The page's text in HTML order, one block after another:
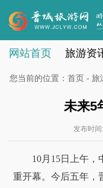
网站首页 旅游资
您当前的位置： 首页 - 旅
未来5
发布时
10月15日上午，
重开幕。今后五年，